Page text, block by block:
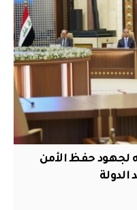
لجهود حفظ الأمن